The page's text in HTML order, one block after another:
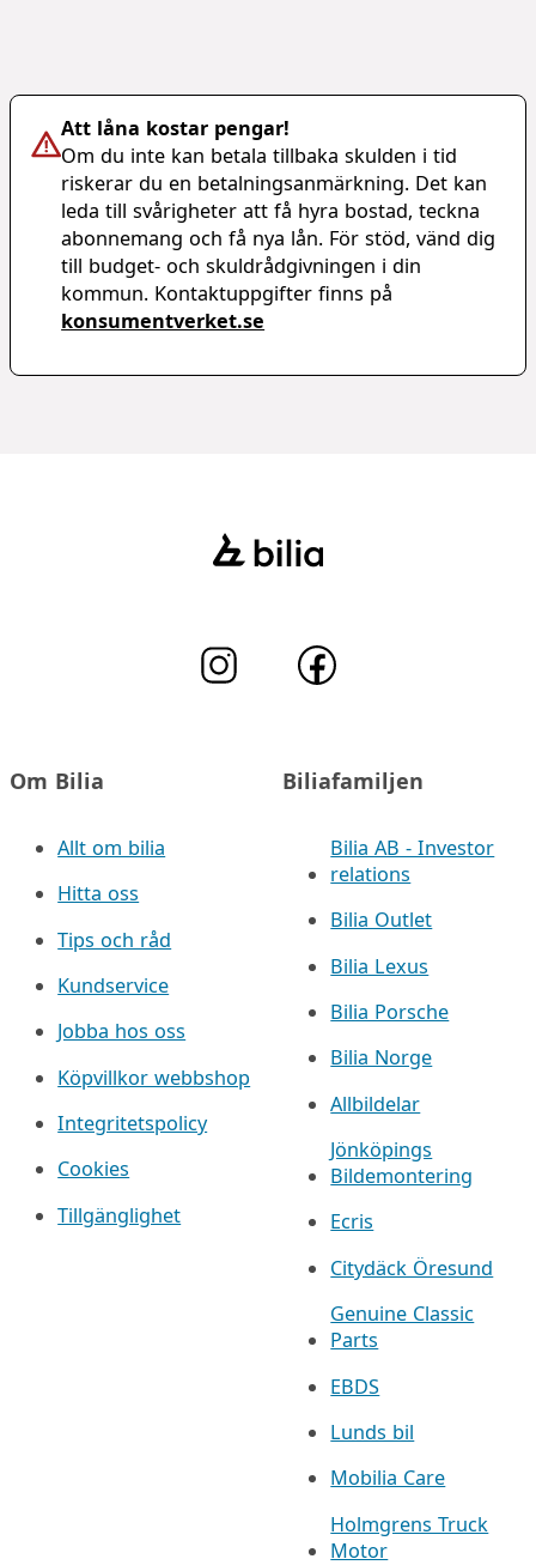
Att låna kostar pengar!
Om du inte kan betala tillbaka skulden i tid
riskerar du en betalningsanmärkning. Det kan
leda till svårigheter att få hyra bostad, teckna
abonnemang och få nya lån. För stöd, vänd dig
till budget- och skuldrådgivningen i din
kommun. Kontaktuppgifter finns på
konsumentverket.se
Om Bilia
Allt om bilia
Hitta oss
Tips och råd
Kundservice
Jobba hos oss
Köpvillkor webbshop
Integritetspolicy
Cookies
Tillgänglighet
Biliafamiljen
Bilia AB - Investor
relations
Bilia Outlet
Bilia Lexus
Bilia Porsche
Bilia Norge
Allbildelar
Jönköpings
Bildemontering
Ecris
Citydäck Öresund
Genuine Classic
Parts
EBDS
Lunds bil
Mobilia Care
Holmgrens Truck
Motor